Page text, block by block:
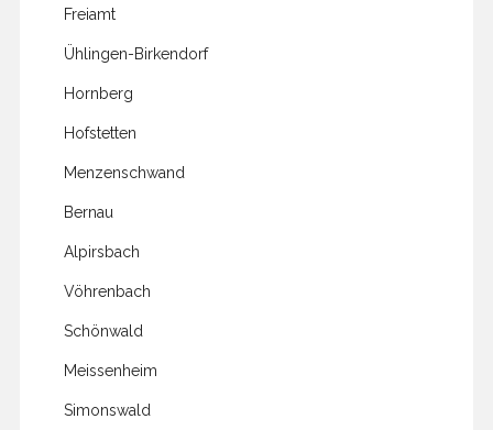
Freiamt
Ühlingen-Birkendorf
Hornberg
Hofstetten
Menzenschwand
Bernau
Alpirsbach
Vöhrenbach
Schönwald
Meissenheim
Simonswald